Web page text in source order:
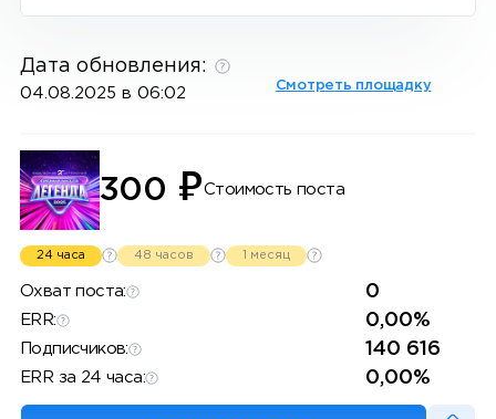
Дата обновления:
04.08.2025 в 06:02 Смотреть площадку
300 ₽Стоимость поста
24 часа 48 часов 1 месяц
Охват поста: 0
ERR: 0,00%
Подписчиков: 140 616
ERR за 24 часа: 0,00%